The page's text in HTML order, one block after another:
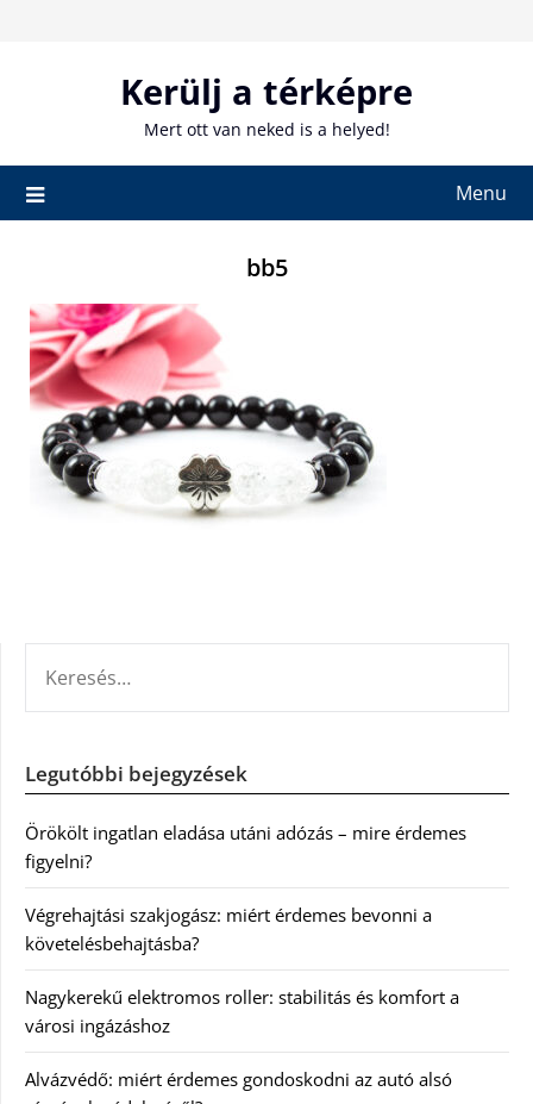
Kerülj a térképre
Mert ott van neked is a helyed!
Menu
bb5
Legutóbbi bejegyzések
Örökölt ingatlan eladása utáni adózás – mire érdemes
figyelni?
Végrehajtási szakjogász: miért érdemes bevonni a
követelésbehajtásba?
Nagykerekű elektromos roller: stabilitás és komfort a
városi ingázáshoz
Alvázvédő: miért érdemes gondoskodni az autó alsó